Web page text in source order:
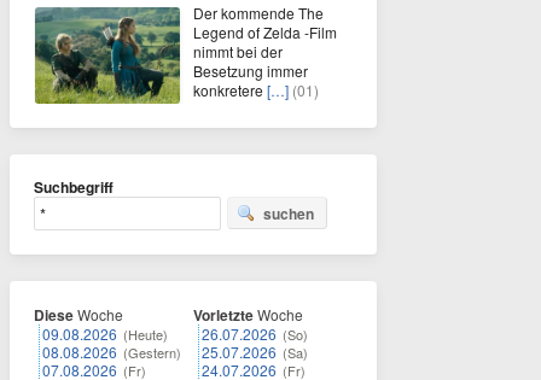
Der kommende The
Legend of Zelda -Film
nimmt bei der
Besetzung immer
konkretere […] (01)
Suchbegriff
suchen
DieseWoche
09.08.2026 (Heute)
08.08.2026 (Gestern)
07.08.2026 (Fr)
VorletzteWoche
26.07.2026 (So)
25.07.2026 (Sa)
24.07.2026 (Fr)